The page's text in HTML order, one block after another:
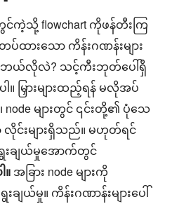
တွင်ကဲ့သို့ flowchart ကိုဖန်တီးကြ
ထားသော ကိန်းဂဏန်းများ
ဘယ်လိုလဲ? သင့်ကီးဘုတ်ပေါ်ရှိ
။ မြှားများထည့်ရန် မလိုအပ်
node များတွင် ၎င်းတို့၏ ပုံသေ
င်းများရှိသည်။ မဟုတ်ရင်
းချယ်မှုအောက်တွင်
အခြား node များကို
ျယ်မှု။ ကိန်းဂဏာန်းများပေါ်